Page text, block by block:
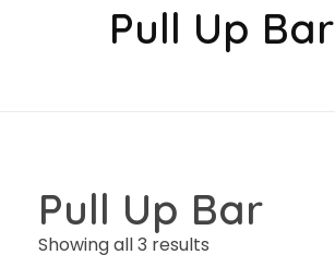
Pull Up Bar
Pull Up Bar
Showing all 3 results